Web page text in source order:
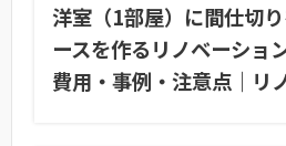
洋室（1部屋）に間仕切
ースを作るリノベーショ
費用・事例・注意点｜リ